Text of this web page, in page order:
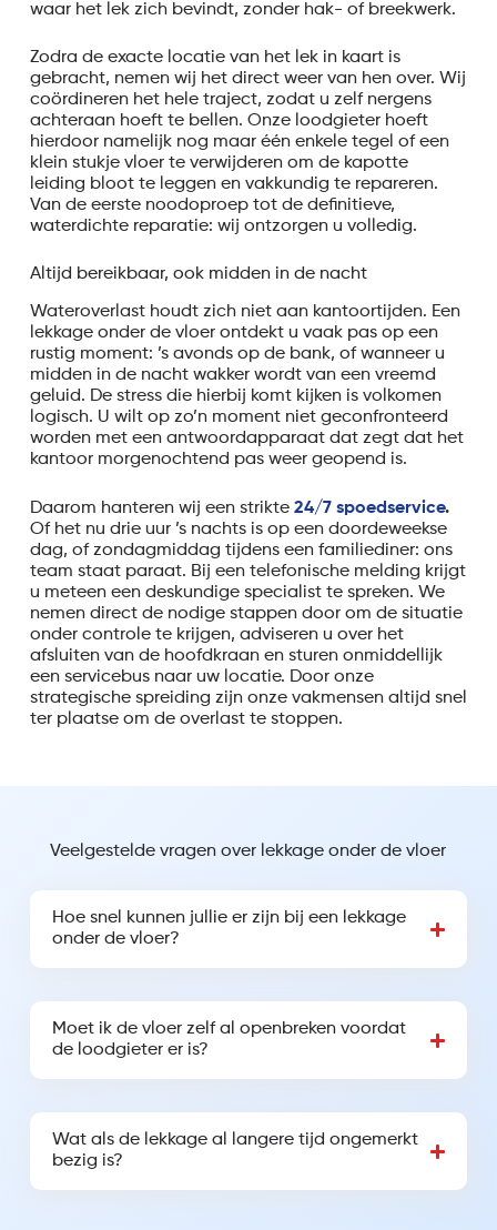
waar het lek zich bevindt, zonder hak- of breekwerk.
Zodra de exacte locatie van het lek in kaart is
gebracht, nemen wij het direct weer van hen over. Wij
coördineren het hele traject, zodat u zelf nergens
achteraan hoeft te bellen. Onze loodgieter hoeft
hierdoor namelijk nog maar één enkele tegel of een
klein stukje vloer te verwijderen om de kapotte
leiding bloot te leggen en vakkundig te repareren.
Van de eerste noodoproep tot de definitieve,
waterdichte reparatie: wij ontzorgen u volledig.
Altijd bereikbaar, ook midden in de nacht
Wateroverlast houdt zich niet aan kantoortijden. Een
lekkage onder de vloer ontdekt u vaak pas op een
rustig moment: ’s avonds op de bank, of wanneer u
midden in de nacht wakker wordt van een vreemd
geluid. De stress die hierbij komt kijken is volkomen
logisch. U wilt op zo’n moment niet geconfronteerd
worden met een antwoordapparaat dat zegt dat het
kantoor morgenochtend pas weer geopend is.
Daarom hanteren wij een strikte 24/7 spoedservice.
Of het nu drie uur ’s nachts is op een doordeweekse
dag, of zondagmiddag tijdens een familiediner: ons
team staat paraat. Bij een telefonische melding krijgt
u meteen een deskundige specialist te spreken. We
nemen direct de nodige stappen door om de situatie
onder controle te krijgen, adviseren u over het
afsluiten van de hoofdkraan en sturen onmiddellijk
een servicebus naar uw locatie. Door onze
strategische spreiding zijn onze vakmensen altijd snel
ter plaatse om de overlast te stoppen.
Veelgestelde vragen over lekkage onder de vloer
Hoe snel kunnen jullie er zijn bij een lekkage
onder de vloer?
Moet ik de vloer zelf al openbreken voordat
de loodgieter er is?
Wat als de lekkage al langere tijd ongemerkt
bezig is?